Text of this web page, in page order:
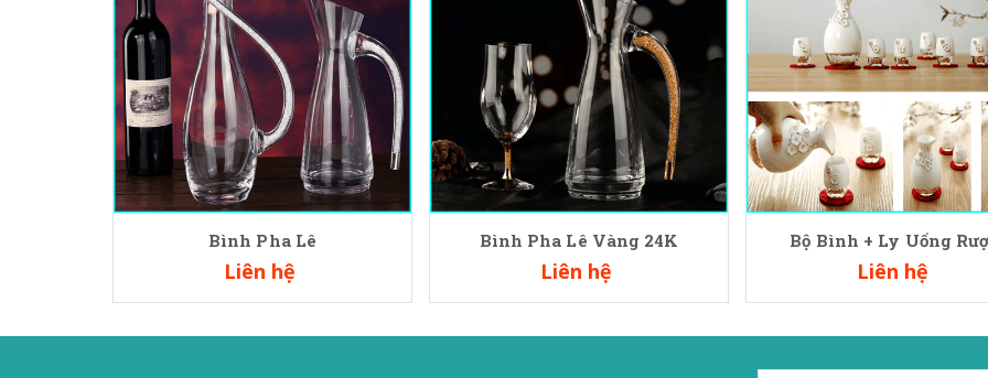
Bình Pha Lê
Liên hệ
Bình Pha Lê Vàng 24K
Liên hệ
Bộ Bình + Ly Uống
Liên hệ